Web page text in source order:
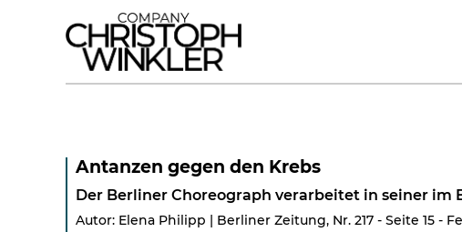
Antanzen gegen den Krebs
Der Berliner Choreograph verarbeitet in seiner im
Autor: Elena Philipp | Berliner Zeitung, Nr. 217 - Seite 15 -